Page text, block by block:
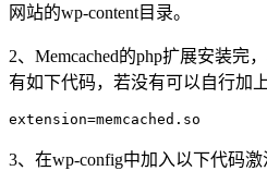
网站的wp-content目录。
2、Memcached的php扩展安装完
有如下代码，若没有可以自行加
extension=memcached.so
3、在wp-config中加入以下代码激